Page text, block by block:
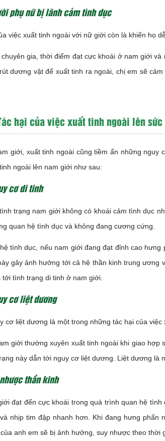
phụ nữ bị lãnh cảm tình dục
việc xuất tinh ngoài với nữ giới còn là khiến họ
gia, thời điểm đạt cực khoái ở nam giới
dương vật để xuất tinh ra ngoài, chị em sẽ
hại của việc xuất tinh ngoài lên
giới, xuất tinh ngoài cũng tiềm ẩn những nguy
ngoài lên nam giới như sau:
cơ di tinh
trạng nam giới không có khoái cảm tình dục
quan hệ tình dục và không đang cương cứng.
tình dục, nếu nam giới đang đạt đỉnh cao
gây ảnh hưởng tới cả hệ thần kinh trung ương
tới tình trạng di tinh ở nam giới.
cơ liệt dương
cơ liệt dương là một trong những tác hại của việc
giới thường xuyên xuất tinh ngoài khi giao
này dẫn tới nguy cơ liệt dương. Liệt dương là
thần kinh
đạt đến cực khoái trong quá trình quan hệ
nhịp tim đập nhanh hơn. Khi đang hưng
anh em sẽ bị ảnh hưởng, suy nhược theo thời